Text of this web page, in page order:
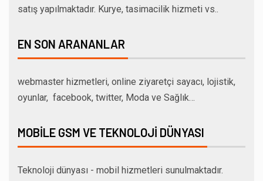
satış yapılmaktadır. Kurye, tasimacilik hizmeti vs..
EN SON ARANANLAR
webmaster hizmetleri, online ziyaretçi sayacı, lojistik,
oyunlar, facebook, twitter, Moda ve Sağlık…
MOBILE GSM VE TEKNOLOJI DÜNYASI
Teknoloji dünyası - mobil hizmetleri sunulmaktadır.